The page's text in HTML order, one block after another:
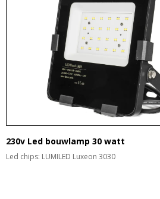
230v Led bouwlamp 30 watt
Led chips: LUMILED Luxeon 3030